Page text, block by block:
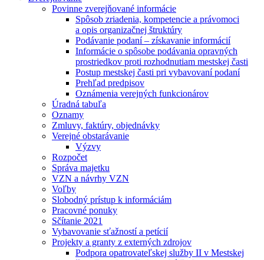
Povinne zverejňované informácie
Spôsob zriadenia, kompetencie a právomoci
a opis organizačnej štruktúry
Podávanie podaní – získavanie informácií
Informácie o spôsobe podávania opravných
prostriedkov proti rozhodnutiam mestskej časti
Postup mestskej časti pri vybavovaní podaní
Prehľad predpisov
Oznámenia verejných funkcionárov
Úradná tabuľa
Oznamy
Zmluvy, faktúry, objednávky
Verejné obstarávanie
Výzvy
Rozpočet
Správa majetku
VZN a návrhy VZN
Voľby
Slobodný prístup k informáciám
Pracovné ponuky
Sčítanie 2021
Vybavovanie sťažností a petícií
Projekty a granty z externých zdrojov
Podpora opatrovateľskej služby II v Mestskej